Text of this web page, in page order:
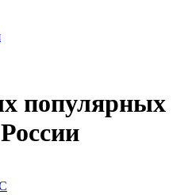
популярных